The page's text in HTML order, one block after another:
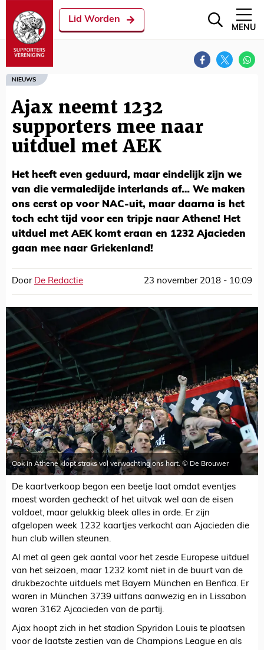
Lid Worden
MENU
NIEUWS
Ajax neemt 1232
supporters mee naar
uitduel met AEK
Het heeft even geduurd, maar eindelijk zijn we
van die vermaledijde interlands af… We maken
ons eerst op voor NAC-uit, maar daarna is het
toch echt tijd voor een tripje naar Athene! Het
uitduel met AEK komt eraan en 1232 Ajacieden
gaan mee naar Griekenland!
Door De Redactie 23 november 2018 - 10:09
Ook in Athene klopt straks vol verwachting ons hart. © De Brouwer
De kaartverkoop begon een beetje laat omdat eventjes
moest worden gecheckt of het uitvak wel aan de eisen
voldoet, maar gelukkig bleek alles in orde. Er zijn
afgelopen week 1232 kaartjes verkocht aan Ajacieden die
hun club willen steunen.
Al met al geen gek aantal voor het zesde Europese uitduel
van het seizoen, maar 1232 komt niet in de buurt van de
drukbezochte uitduels met Bayern München en Benfica. Er
waren in München 3739 uitfans aanwezig en in Lissabon
waren 3162 Ajcacieden van de partij.
Ajax hoopt zich in het stadion Spyridon Louis te plaatsen
voor de laatste zestien van de Champions League en als